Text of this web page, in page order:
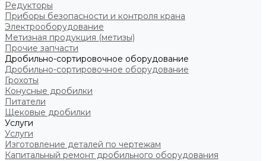
Редукторы
Приборы безопасности и контроля крана
Электрооборудование
Метизная продукция (метизы)
Прочие запчасти
Дробильно-сортировочное оборудование
Дробильно-сортировочное оборудование
Грохоты
Конусные дробилки
Питатели
Щековые дробилки
Услуги
Услуги
Изготовление деталей по чертежам
Капитальный ремонт дробильного оборудования